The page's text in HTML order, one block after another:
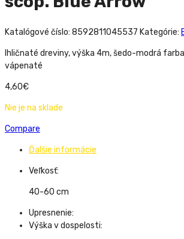
Katalógové číslo: 8592811045537 Kategórie:
Ihličnaté dreviny, výška 4m, šedo-modrá
vápenaté
4,60€
Nie je na sklade
Compare
Ďalšie informácie
Veľkosť:
40-60 cm
Upresnenie:
Výška v dospelosti: